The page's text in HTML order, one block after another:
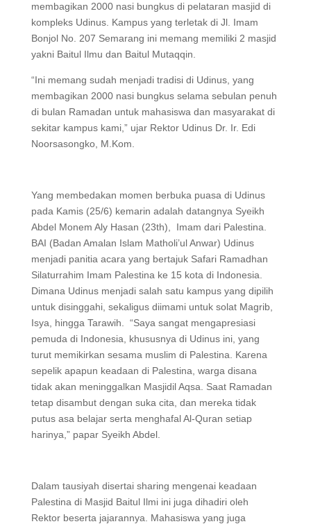
membagikan 2000 nasi bungkus di pelataran masjid di
kompleks Udinus. Kampus yang terletak di Jl. Imam
Bonjol No. 207 Semarang ini memang memiliki 2 masjid
yakni Baitul Ilmu dan Baitul Mutaqqin.
“Ini memang sudah menjadi tradisi di Udinus, yang
membagikan 2000 nasi bungkus selama sebulan penuh
di bulan Ramadan untuk mahasiswa dan masyarakat di
sekitar kampus kami,” ujar Rektor Udinus Dr. Ir. Edi
Noorsasongko, M.Kom.
Yang membedakan momen berbuka puasa di Udinus
pada Kamis (25/6) kemarin adalah datangnya Syeikh
Abdel Monem Aly Hasan (23th), Imam dari Palestina.
BAI (Badan Amalan Islam Matholi’ul Anwar) Udinus
menjadi panitia acara yang bertajuk Safari Ramadhan
Silaturrahim Imam Palestina ke 15 kota di Indonesia.
Dimana Udinus menjadi salah satu kampus yang dipilih
untuk disinggahi, sekaligus diimami untuk solat Magrib,
Isya, hingga Tarawih. “Saya sangat mengapresiasi
pemuda di Indonesia, khususnya di Udinus ini, yang
turut memikirkan sesama muslim di Palestina. Karena
sepelik apapun keadaan di Palestina, warga disana
tidak akan meninggalkan Masjidil Aqsa. Saat Ramadan
tetap disambut dengan suka cita, dan mereka tidak
putus asa belajar serta menghafal Al-Quran setiap
harinya,” papar Syeikh Abdel.
Dalam tausiyah disertai sharing mengenai keadaan
Palestina di Masjid Baitul Ilmi ini juga dihadiri oleh
Rektor beserta jajarannya. Mahasiswa yang juga